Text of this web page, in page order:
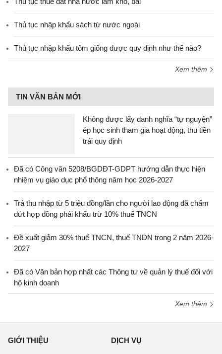
Thủ tục nhập khẩu sách từ nước ngoài
Thủ tục nhập khẩu tôm giống được quy định như thế nào?
Xem thêm
TIN VĂN BẢN MỚI
Không được lấy danh nghĩa “tự nguyện”
ép học sinh tham gia hoạt động, thu tiền
trái quy định
Đã có Công văn 5208/BGDĐT-GDPT hướng dẫn thực hiện
nhiệm vụ giáo dục phổ thông năm học 2026-2027
Trả thu nhập từ 5 triệu đồng/lần cho người lao động đã chấm
dứt hợp đồng phải khấu trừ 10% thuế TNCN
Đề xuất giảm 30% thuế TNCN, thuế TNDN trong 2 năm 2026-
2027
Đã có Văn bản hợp nhất các Thông tư về quản lý thuế đối với
hộ kinh doanh
Xem thêm
GIỚI THIỆU DỊCH VỤ